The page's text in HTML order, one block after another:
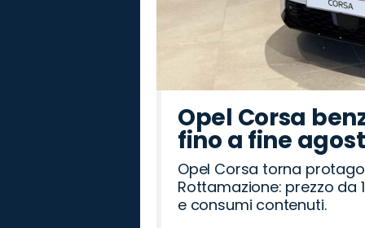
Opel Corsa
fino a fine
Opel Corsa torna
Rottamazione: prezzo da
e consumi contenuti.